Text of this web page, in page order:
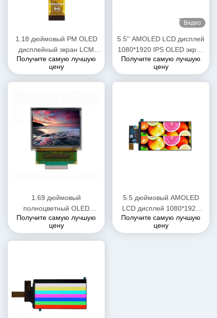
1.18 дюймовый PM OLED
дисплейный экран LCM
панель для смарт-часов
электронных медицинских
устройств
Получите самую лучшую
цену
Видео
5.5'' AMOLED LCD дисплей
1080*1920 IPS OLED экран
MIPI интерфейс с Oncell
емкостным сенсорным
Получите самую лучшую
цену
1.69 дюймовый
полноцветный OLED
дисплей Модуль 160x128
Разрешение 4.5g
Получите самую лучшую
цену
5.5 дюймовый AMOLED
LCD дисплей 1080*1920
IPS OLED экран 350cd/M2
Яркость
Получите самую лучшую
цену